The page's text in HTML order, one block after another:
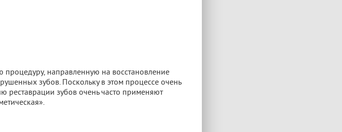
процедуру, направленную на восстановление
зубов. Поскольку в этом процессе очень
реставрации зубов очень часто применяют